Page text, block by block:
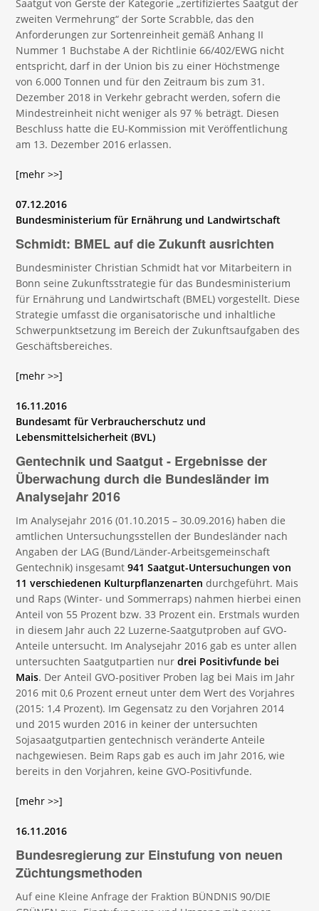
Saatgut von Gerste der Kategorie „zertifiziertes Saatgut der
zweiten Vermehrung“ der Sorte Scrabble, das den
Anforderungen zur Sortenreinheit gemäß Anhang II
Nummer 1 Buchstabe A der Richtlinie 66/402/EWG nicht
entspricht, darf in der Union bis zu einer Höchstmenge
von 6.000 Tonnen und für den Zeitraum bis zum 31.
Dezember 2018 in Verkehr gebracht werden, sofern die
Mindestreinheit nicht weniger als 97 % beträgt. Diesen
Beschluss hatte die EU-Kommission mit Veröffentlichung
am 13. Dezember 2016 erlassen.
[mehr >>]
07.12.2016
Bundesministerium für Ernährung und Landwirtschaft
Schmidt: BMEL auf die Zukunft ausrichten
Bundesminister Christian Schmidt hat vor Mitarbeitern in
Bonn seine Zukunftsstrategie für das Bundesministerium
für Ernährung und Landwirtschaft (BMEL) vorgestellt. Diese
Strategie umfasst die organisatorische und inhaltliche
Schwerpunktsetzung im Bereich der Zukunftsaufgaben des
Geschäftsbereiches.
[mehr >>]
16.11.2016
Bundesamt für Verbraucherschutz und
Lebensmittelsicherheit (BVL)
Gentechnik und Saatgut - Ergebnisse der
Überwachung durch die Bundesländer im
Analysejahr 2016
Im Analysejahr 2016 (01.10.2015 – 30.09.2016) haben die
amtlichen Untersuchungsstellen der Bundesländer nach
Angaben der LAG (Bund/Länder-Arbeitsgemeinschaft
Gentechnik) insgesamt941 Saatgut-Untersuchungen von
11 verschiedenen Kulturpflanzenarten durchgeführt. Mais
und Raps (Winter- und Sommerraps) nahmen hierbei einen
Anteil von 55 Prozent bzw. 33 Prozent ein. Erstmals wurden
in diesem Jahr auch 22 Luzerne-Saatgutproben auf GVO-
Anteile untersucht. Im Analysejahr 2016 gab es unter allen
untersuchten Saatgutpartien nurdrei Positivfunde bei
Mais. Der Anteil GVO-positiver Proben lag bei Mais im Jahr
2016 mit 0,6 Prozent erneut unter dem Wert des Vorjahres
(2015: 1,4 Prozent). Im Gegensatz zu den Vorjahren 2014
und 2015 wurden 2016 in keiner der untersuchten
Sojasaatgutpartien gentechnisch veränderte Anteile
nachgewiesen. Beim Raps gab es auch im Jahr 2016, wie
bereits in den Vorjahren, keine GVO-Positivfunde.
[mehr >>]
16.11.2016
Bundesregierung zur Einstufung von neuen
Züchtungsmethoden
Auf eine Kleine Anfrage der Fraktion BÜNDNIS 90/DIE